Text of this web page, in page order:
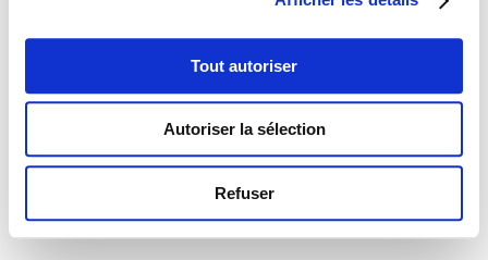
Tout autoriser
Autoriser la sélection
Refuser